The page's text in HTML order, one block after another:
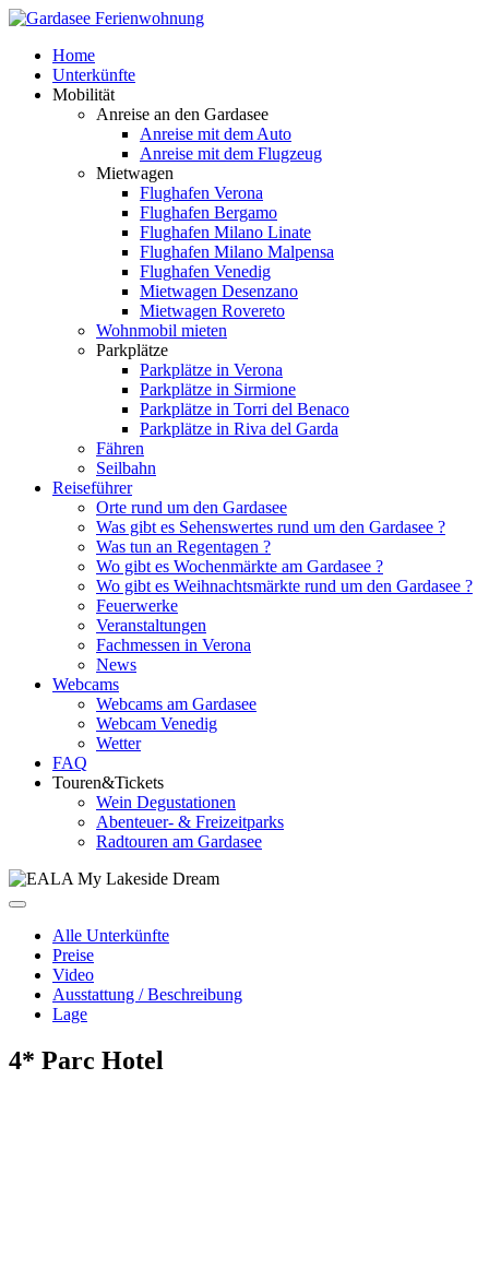
Home
Unterkünfte
Mobilität
Anreise an den Gardasee
Anreise mit dem Auto
Anreise mit dem Flugzeug
Mietwagen
Flughafen Verona
Flughafen Bergamo
Flughafen Milano Linate
Flughafen Milano Malpensa
Flughafen Venedig
Mietwagen Desenzano
Mietwagen Rovereto
Wohnmobil mieten
Parkplätze
Parkplätze in Verona
Parkplätze in Sirmione
Parkplätze in Torri del Benaco
Parkplätze in Riva del Garda
Fähren
Seilbahn
Reiseführer
Orte rund um den Gardasee
Was gibt es Sehenswertes rund um den Gardasee ?
Was tun an Regentagen ?
Wo gibt es Wochenmärkte am Gardasee ?
Wo gibt es Weihnachtsmärkte rund um den Gardasee ?
Feuerwerke
Veranstaltungen
Fachmessen in Verona
News
Webcams
Webcams am Gardasee
Webcam Venedig
Wetter
FAQ
Touren&Tickets
Wein Degustationen
Abenteuer- & Freizeitparks
Radtouren am Gardasee
Alle Unterkünfte
Preise
Video
Ausstattung / Beschreibung
Lage
4* Parc Hotel